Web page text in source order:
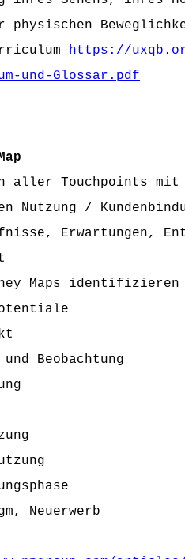
physischen
https://
und-Glossar.pdf
Touchpoints mit
Nutzung /
Erwartungen,
Maps identifizieren
und Beobachtung
Neuerwerb